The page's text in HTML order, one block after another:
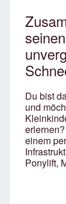
Du bist
und
einem
Ponylift,